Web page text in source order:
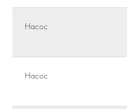
Насос
Насос